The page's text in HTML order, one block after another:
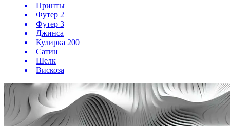
Принты
Футер 2
Футер 3
Джинса
Кулирка 200
Сатин
Шелк
Вискоза